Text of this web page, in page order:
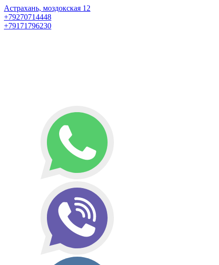
Астрахань, моздокская 12
+79270714448
+79171796230